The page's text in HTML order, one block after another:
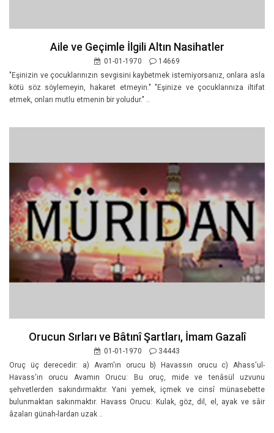
Aile ve Geçimle İlgili Altın Nasihatler
01-01-1970
14669
"Eşinizin ve çocuklarınızın sevgisini kaybetmek istemiyorsanız, onlara asla
kötü söz söylemeyin, hakaret etmeyin." "Eşinize ve çocuklarınıza iltifat
etmek, onları mutlu etmenin bir yoludur." ..
Orucun Sırları ve Bâtınî Şartları, İmam Gazalî
01-01-1970
34443
Oruç üç derecedir: a) Avam'ın orucu b) Havassın orucu c) Ahass'ul-
Havass'ın orucu Avamın Orucu: Bu oruç, mide ve tenâsül uzvunu
şehvetlerden sakındırmaktır. Yani yemek, içmek ve cinsî münasebette
bulunmaktan sakınmaktır. Havass Orucu: Kulak, göz, dil, el, ayak ve sâir
âzaları günah-lardan uzak ..